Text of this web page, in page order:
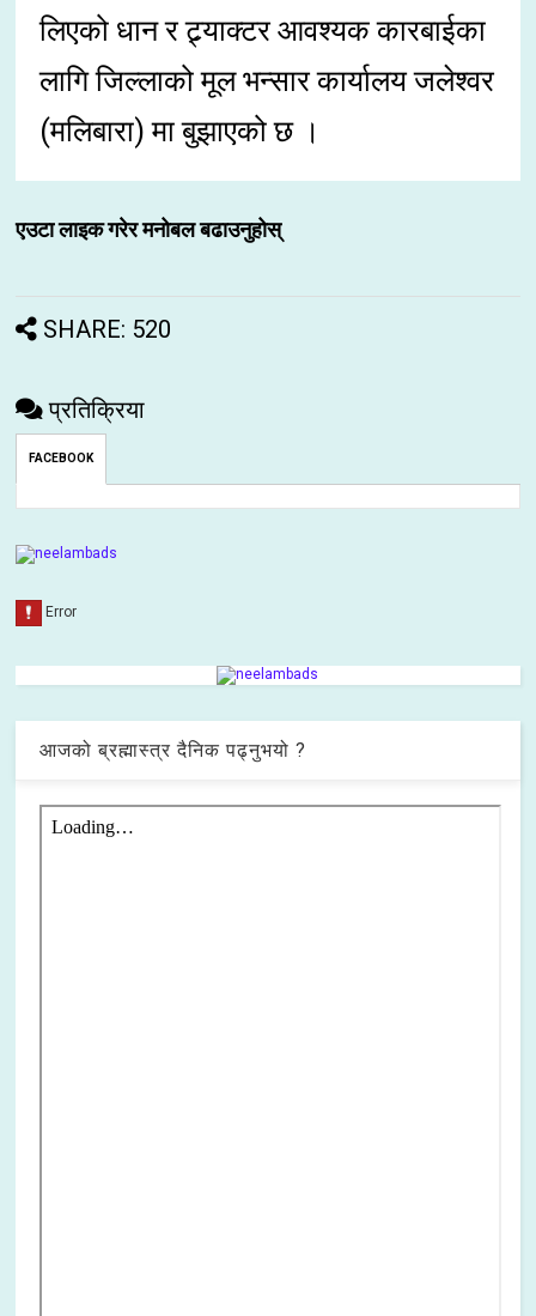
लिएको धान र ट्र्याक्टर आवश्यक कारबाईका
लागि जिल्लाको मूल भन्सार कार्यालय जलेश्वर
(मलिबारा) मा बुझाएको छ ।
एउटा लाइक गरेर मनोबल बढाउनुहोस्
SHARE: 520
प्रतिक्रिया
FACEBOOK
आजको ब्रह्मास्त्र दैनिक पढ्नुभयो ?